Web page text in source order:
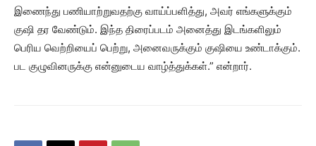
இணைந்து பணியாற்றுவதற்கு வாய்ப்பளித்து, அவர் எங்களுக்கும்
குஷி தர வேண்டும். இந்த திரைப்படம் அனைத்து இடங்களிலும்
பெரிய வெற்றியைப் பெற்று, அனைவருக்கும் குஷியை உண்டாக்கும்.
பட குழுவினருக்கு என்னுடைய வாழ்த்துக்கள்.” என்றார்.